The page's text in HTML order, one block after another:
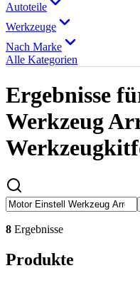
Autoteile
Werkzeuge
Nach Marke
Alle Kategorien
Ergebnisse
Werkzeug
8 Ergebnisse
Produkte